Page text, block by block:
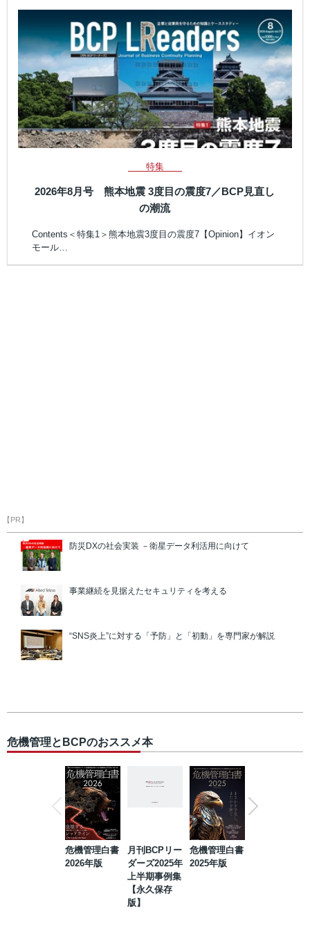
特集
2026年8月号 熊本地震 3度目の震度7／BCP見直し
の潮流
Contents＜特集1＞熊本地震3度目の震度7【Opinion】イオン
モール…
【PR】
防災DXの社会実装 －衛星データ利活用に向けて
事業継続を見据えたセキュリティを考える
“SNS炎上”に対する「予防」と「初動」を専門家が解説
危機管理とBCPのおススメ本
危機管理白書
2026年版
月刊BCPリー
ダーズ2025年
上半期事例集
【永久保存
版】
危機管理白書
2025年版